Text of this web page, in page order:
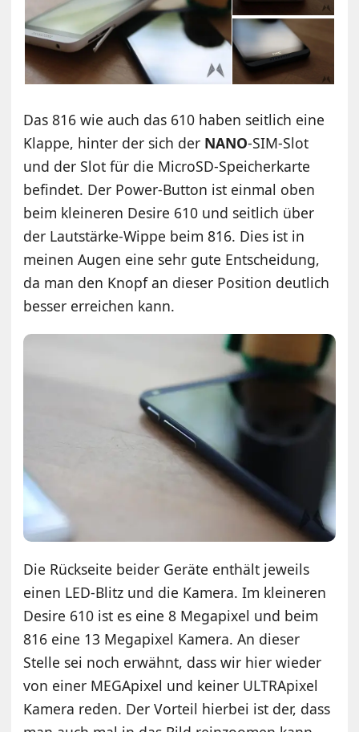
Das 816 wie auch das 610 haben seitlich eine
Klappe, hinter der sich der NANO-SIM-Slot
und der Slot für die MicroSD-Speicherkarte
befindet. Der Power-Button ist einmal oben
beim kleineren Desire 610 und seitlich über
der Lautstärke-Wippe beim 816. Dies ist in
meinen Augen eine sehr gute Entscheidung,
da man den Knopf an dieser Position deutlich
besser erreichen kann.
Die Rückseite beider Geräte enthält jeweils
einen LED-Blitz und die Kamera. Im kleineren
Desire 610 ist es eine 8 Megapixel und beim
816 eine 13 Megapixel Kamera. An dieser
Stelle sei noch erwähnt, dass wir hier wieder
von einer MEGApixel und keiner ULTRApixel
Kamera reden. Der Vorteil hierbei ist der, dass